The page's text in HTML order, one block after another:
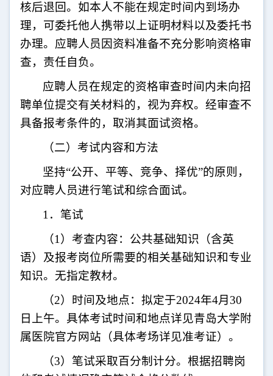
核后退回。如本人不能在规定时间内到场办
理，可委托他人携带以上证明材料以及委托书
办理。应聘人员因资料准备不充分影响资格审
查，责任自负。
应聘人员在规定的资格审查时间内未向招
聘单位提交有关材料的，视为弃权。经审查不
具备报考条件的，取消其面试资格。
（二）考试内容和方法
坚持“公开、平等、竞争、择优”的原则，
对应聘人员进行笔试和综合面试。
1 ．笔试
（1 ）考查内容：公共基础知识（含英
语）及报考岗位所需要的相关基础知识和专业
知识。无指定教材。
（2）时间及地点：拟定于2024年4月 30
日上午。具体考试时间和地点详见青岛大学附
属医院官方网站（具体考场详见准考证）。
（3）笔试采取百分制计分。根据招聘岗